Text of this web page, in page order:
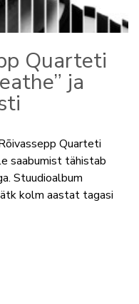
Quarteti
ja
Quarteti
saabumist tähistab
Stuudioalbum
kolm aastat tagasi